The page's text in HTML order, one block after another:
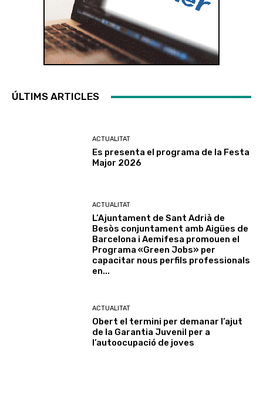
ÚLTIMS ARTICLES
ACTUALITAT
Es presenta el programa de la Festa
Major 2026
ACTUALITAT
L’Ajuntament de Sant Adrià de
Besòs conjuntament amb Aigües de
Barcelona i Aemifesa promouen el
Programa «Green Jobs» per
capacitar nous perfils professionals
en...
ACTUALITAT
Obert el termini per demanar l’ajut
de la Garantia Juvenil per a
l’autoocupació de joves